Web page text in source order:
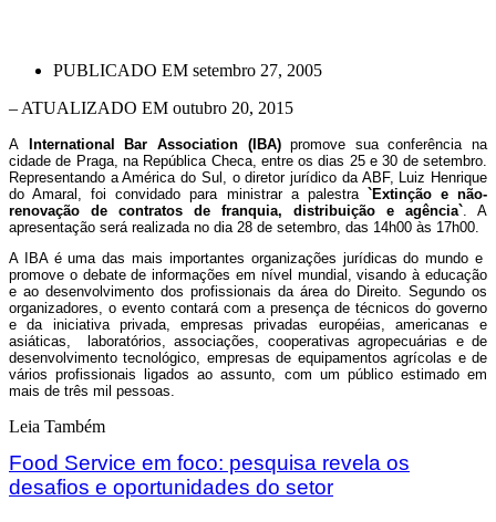
PUBLICADO EM setembro 27, 2005
– ATUALIZADO EM outubro 20, 2015
A International Bar Association(IBA)promove sua conferência na
cidade de Praga, na República Checa, entre os dias 25 e 30 de setembro.
Representando a América do Sul, o diretor jurídico da ABF, Luiz Henrique
do Amaral, foi convidado para ministrar a palestra `Extinção e não-
renovação de contratos de franquia, distribuição e agência`. A
apresentação será realizada no dia 28 de setembro, das 14h00 às 17h00.
A IBA é uma das mais importantes organizações jurídicas do mundo e
promove o debate de informações em nível mundial, visando à educação
e ao desenvolvimento dos profissionais da área do Direito. Segundo os
organizadores, o evento contará com a presença de técnicos do governo
e da iniciativa privada, empresas privadas européias, americanas e
asiáticas, laboratórios, associações, cooperativas agropecuárias e de
desenvolvimento tecnológico, empresas de equipamentos agrícolas e de
vários profissionais ligados ao assunto, com um público estimado em
mais de três mil pessoas.
Leia Também
Food Service em foco: pesquisa revela os
desafios e oportunidades do setor